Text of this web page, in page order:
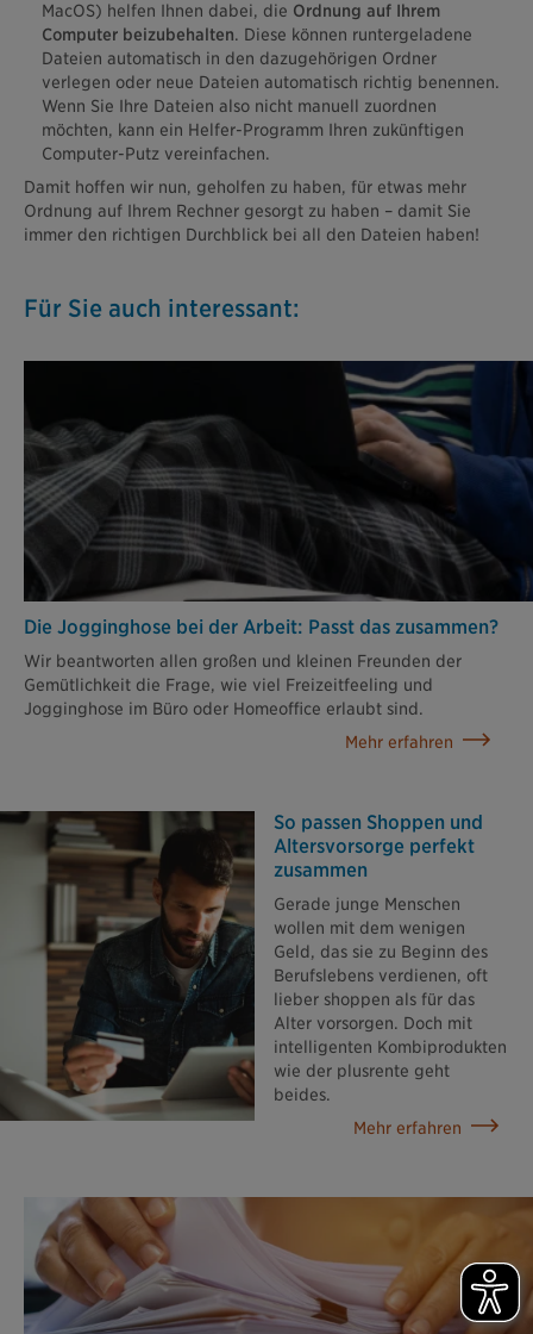
MacOS) helfen Ihnen dabei, die Ordnung auf Ihrem
Computer beizubehalten. Diese können runtergeladene
Dateien automatisch in den dazugehörigen Ordner
verlegen oder neue Dateien automatisch richtig benennen.
Wenn Sie Ihre Dateien also nicht manuell zuordnen
möchten, kann ein Helfer-Programm Ihren zukünftigen
Computer-Putz vereinfachen.
Damit hoffen wir nun, geholfen zu haben, für etwas mehr
Ordnung auf Ihrem Rechner gesorgt zu haben – damit Sie
immer den richtigen Durchblick bei all den Dateien haben!
Für Sie auch interessant:
Die Jogginghose bei der Arbeit: Passt das zusammen?
Wir beantworten allen großen und kleinen Freunden der
Gemütlichkeit die Frage, wie viel Freizeitfeeling und
Jogginghose im Büro oder Homeoffice erlaubt sind.
Mehr erfahren
So passen Shoppen und
Altersvorsorge perfekt
zusammen
Gerade junge Menschen
wollen mit dem wenigen
Geld, das sie zu Beginn des
Berufslebens verdienen, oft
lieber shoppen als für das
Alter vorsorgen. Doch mit
intelligenten Kombiprodukten
wie der plusrente geht
beides.
Mehr erfahren